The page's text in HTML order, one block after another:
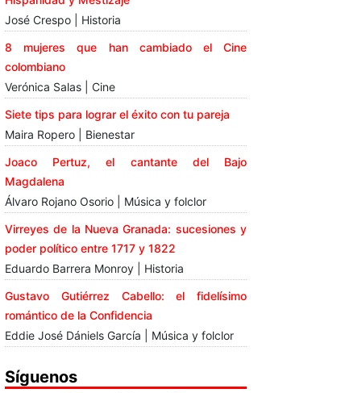
José Crespo | Historia
8 mujeres que han cambiado el Cine
colombiano
Verónica Salas | Cine
Siete tips para lograr el éxito con tu pareja
Maira Ropero | Bienestar
Joaco Pertuz, el cantante del Bajo
Magdalena
Álvaro Rojano Osorio | Música y folclor
Virreyes de la Nueva Granada: sucesiones y
poder político entre 1717 y 1822
Eduardo Barrera Monroy | Historia
Gustavo Gutiérrez Cabello: el fidelísimo
romántico de la Confidencia
Eddie José Dániels García | Música y folclor
Síguenos